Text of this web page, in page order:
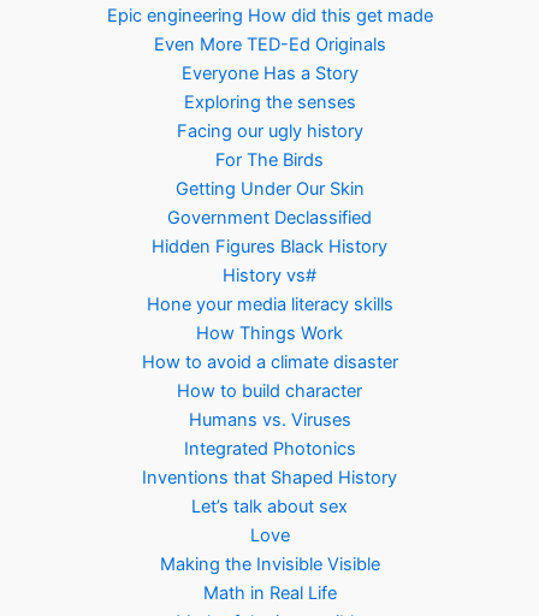
Epic engineering How did this get made
Even More TED-Ed Originals
Everyone Has a Story
Exploring the senses
Facing our ugly history
For The Birds
Getting Under Our Skin
Government Declassified
Hidden Figures Black History
History vs#
Hone your media literacy skills
How Things Work
How to avoid a climate disaster
How to build character
Humans vs. Viruses
Integrated Photonics
Inventions that Shaped History
Let’s talk about sex
Love
Making the Invisible Visible
Math in Real Life